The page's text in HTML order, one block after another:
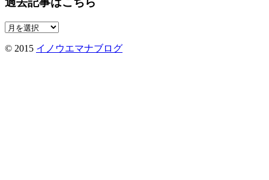
過
記
© 2015 イノウエマナブログ